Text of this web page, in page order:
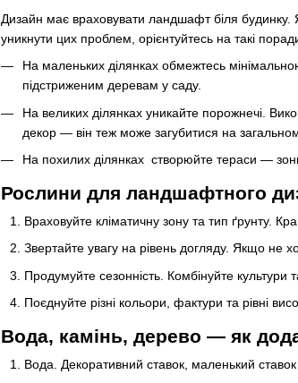
Дизайн має враховувати ландшафт біля будинку.
уникнути цих проблем, орієнтуйтесь на такі
На маленьких ділянках обмежтесь
підстриженим деревам у саду.
На великих ділянках уникайте порожнечі.
декор — він теж може загубитися на
На похилих ділянках створюйте тераси —
Рослини для ландшафтного
Враховуйте кліматичну зону та тип ґрунту.
Звертайте увагу на рівень догляду. Якщо не
Продумуйте сезонність. Комбінуйте
Поєднуйте різні кольори, фактури та рівні
Вода, камінь, дерево — як
Вода. Декоративний ставок, маленький